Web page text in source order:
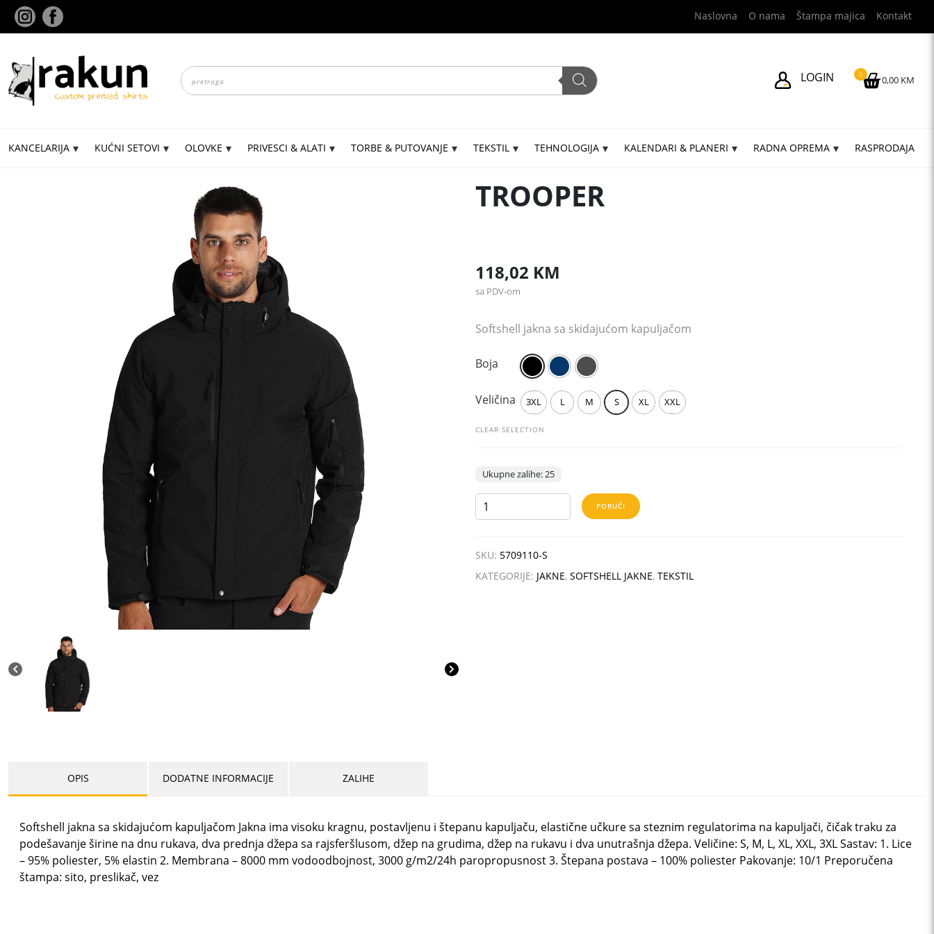
Skip
Naslovna O nama Štampa majica Kontakt
Products
search
LOGIN 0,00 KM
0
KANCELARIJA KUĆNI SETOVI OLOVKE PRIVESCI & ALATI TORBE & PUTOVANJE TEKSTIL TEHNOLOGIJA KALENDARI & PLANERI RADNA OPREMA RASPRODAJA
TROOPER
118,02 KM
sa PDV-om
Softshell jakna sa skidajućom kapuljačom
Boja
Veličina 3XL L M S XL XXL
CLEAR SELECTION
Ukupne zalihe: 25
TROOPER
količina
PORUČI
SKU: 5709110-S
KATEGORIJE: JAKNE, SOFTSHELL JAKNE, TEKSTIL
OPIS DODATNE INFORMACIJE ZALIHE
Softshell jakna sa skidajućom kapuljačom Jakna ima visoku kragnu, postavljenu i štepanu kapuljaču, elastične učkure sa steznim regulatorima na kapuljači, čičak traku za
podešavanje širine na dnu rukava, dva prednja džepa sa rajsferšlusom, džep na grudima, džep na rukavu i dva unutrašnja džepa. Veličine: S, M, L, XL, XXL, 3XL Sastav: 1. Lice
– 95% poliester, 5% elastin 2. Membrana – 8000 mm vodoodbojnost, 3000 g/m2/24h paropropusnost 3. Štepana postava – 100% poliester Pakovanje: 10/1 Preporučena
štampa: sito, preslikač, vez